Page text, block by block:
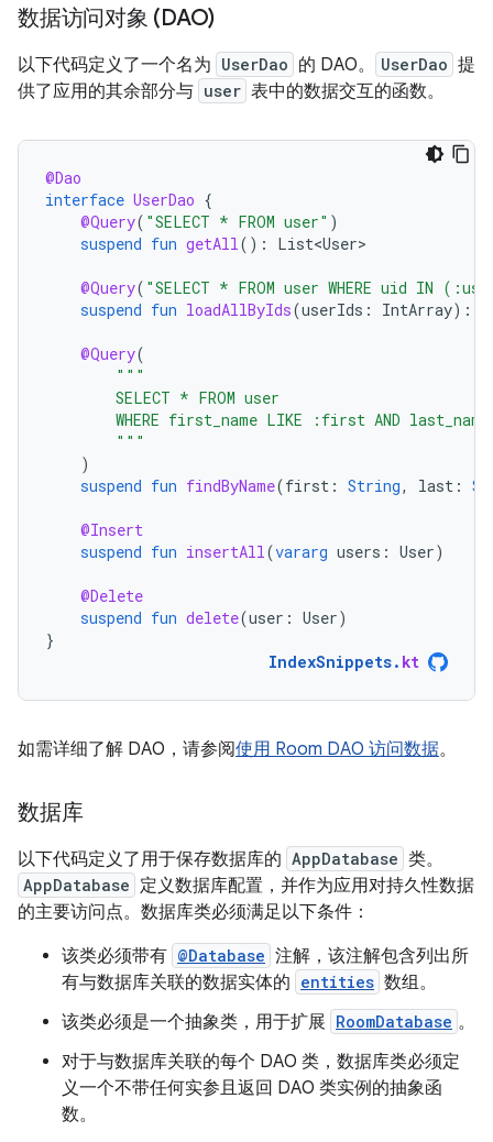
数据访问对象 (DAO)
以下代码定义了一个名为 UserDao 的 DAO。 UserDao 提
供了应用的其余部分与 user 表中的数据交互的函数。
@Dao
interface UserDao {
@Query( "SELECT * FROM user" )
suspend fun getAll (): List<User>
@Query( "SELECT * FROM user WHERE uid IN
suspend fun loadAllByIds(userIds : IntArray):
@Query(
"""
        SELECT * FROM user
WHERE first_name LIKE :first AND
        """
)
suspend fun findByName(first : String, last :
@Insert
suspend fun insertAll (vararg users : User)
@Delete
suspend fun delete(user : User)
}
IndexSnippets. kt
如需详细了解 DAO，请参阅使用 Room DAO 访问数据。
数据库
以下代码定义了用于保存数据库的 AppDatabase 类。
AppDatabase 定义数据库配置，并作为应用对持久性数据
的主要访问点。数据库类必须满足以下条件：
该类必须带有 @Database 注解，该注解包含列出所
有与数据库关联的数据实体的 entities 数组。
该类必须是一个抽象类，用于扩展 RoomDatabase 。
对于与数据库关联的每个 DAO 类，数据库类必须定
义一个不带任何实参且返回 DAO 类实例的抽象函
数。